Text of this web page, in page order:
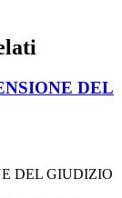
DEL
DEL GIUDIZIO